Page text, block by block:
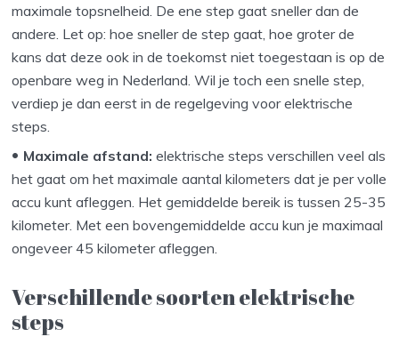
maximale topsnelheid. De ene step gaat sneller dan de
andere. Let op: hoe sneller de step gaat, hoe groter de
kans dat deze ook in de toekomst niet toegestaan is op de
openbare weg in Nederland. Wil je toch een snelle step,
verdiep je dan eerst in de regelgeving voor elektrische
steps.
Maximale afstand:elektrische steps verschillen veel als
het gaat om het maximale aantal kilometers dat je per volle
accu kunt afleggen. Het gemiddelde bereik is tussen 25-35
kilometer. Met een bovengemiddelde accu kun je maximaal
ongeveer 45 kilometer afleggen.
Verschillende soorten elektrische
steps